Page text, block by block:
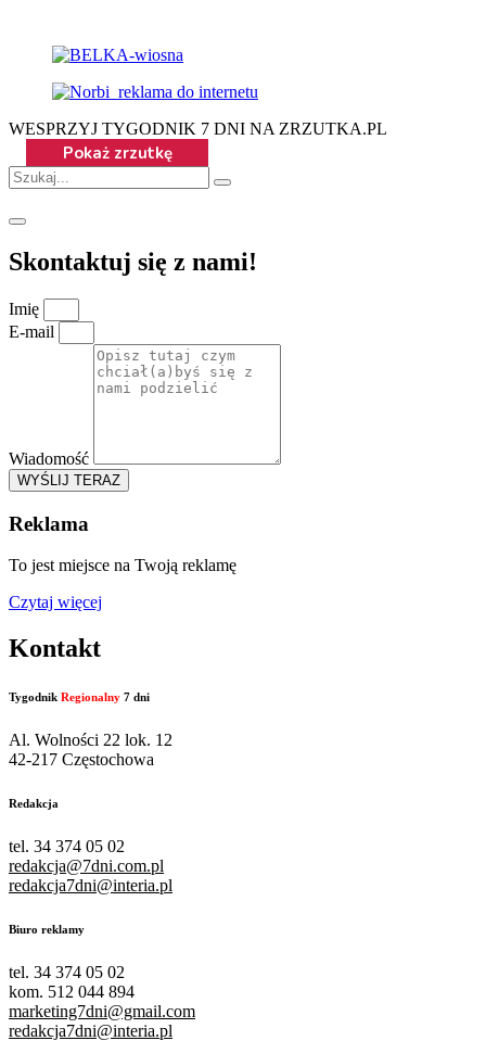
WESPRZYJ TYGODNIK 7 DNI NA ZRZUTKA.PL
Skontaktuj się z nami!
Imię
E-mail
Wiadomość
WYŚLIJ TERAZ
Reklama
To jest miejsce na Twoją reklamę
Czytaj więcej
Kontakt
Tygodnik Regionalny 7 dni
Al. Wolności 22 lok. 12
42-217 Częstochowa
Redakcja
tel. 34 374 05 02
redakcja@7dni.com.pl
redakcja7dni@interia.pl
Biuro reklamy
tel. 34 374 05 02
kom. 512 044 894
marketing7dni@gmail.com
redakcja7dni@interia.pl